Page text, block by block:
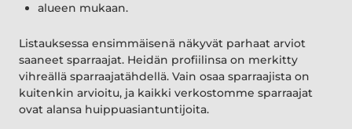
alueen mukaan.
Listauksessa ensimmäisenä näkyvät parhaat arviot
saaneet sparraajat. Heidän profiilinsa on merkitty
vihreällä sparraajatähdellä. Vain osaa sparraajista on
kuitenkin arvioitu, ja kaikki verkostomme sparraajat
ovat alansa huippuasiantuntijoita.